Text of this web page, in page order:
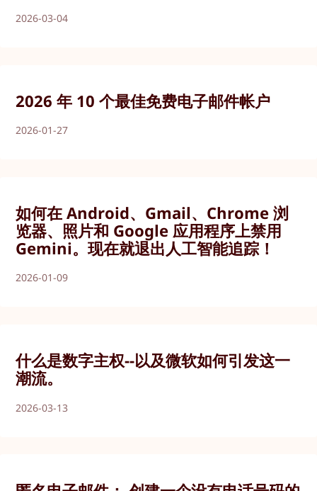
2026-03-04
2026 年 10 个最佳免费电子邮件帐户
2026-01-27
如何在 Android、Gmail、Chrome 浏
览器、照片和 Google 应用程序上禁用
Gemini。现在就退出人工智能追踪！
2026-01-09
什么是数字主权--以及微软如何引发这一
潮流。
2026-03-13